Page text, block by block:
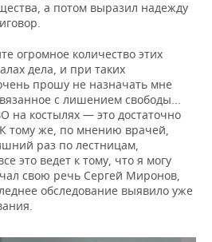
а потом выразил надежду
огромное количество этих
дела, и при таких
прошу не назначать мне
с лишением свободы...
на костылях — это достаточно
тому же, по мнению врачей,
раз по лестницам,
это ведет к тому, что я могу
свою речь Сергей Миронов,
обследование выявило уже